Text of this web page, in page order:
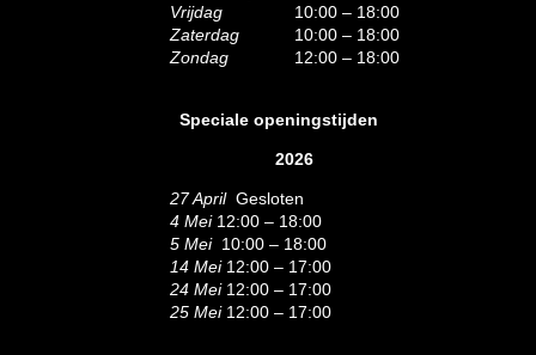
Vrijdag
10:00 – 18:00
Zaterdag
10:00 – 18:00
Zondag
12:00 – 18:00
Speciale openingstijden
2026
27 AprilGesloten
4 Mei12:00 – 18:00
5 Mei10:00 – 18:00
14 Mei12:00 – 17:00
24 Mei12:00 – 17:00
25 Mei 12:00 – 17:00